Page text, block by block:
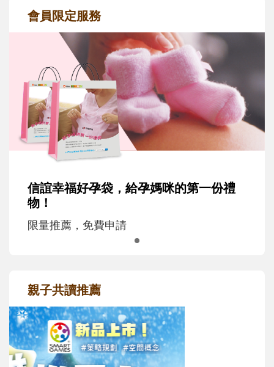
會員限定服務
信誼幸福好孕袋，給孕媽咪的第一份禮
物！
限量推薦，免費申請
親子共讀推薦